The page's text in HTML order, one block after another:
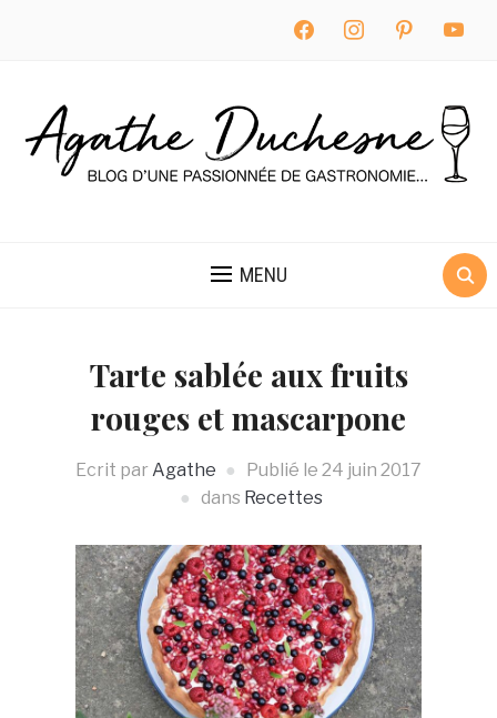
facebook instagram pinterest youtube
MENU
Tarte sablée aux fruits
rouges et mascarpone
Ecrit par Agathe Publié le 24 juin 2017
dans Recettes